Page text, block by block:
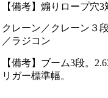
【備考】煽りロープ穴3
クレーン／クレーン３
／ラジコン
【備考】ブーム3段。
リガー標準幅。